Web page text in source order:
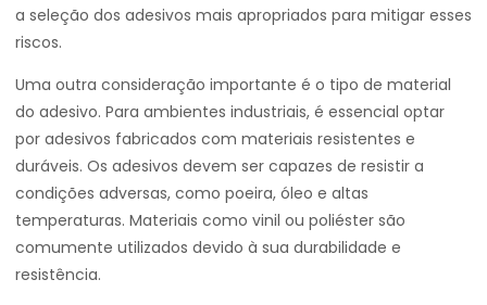
a seleção dos adesivos mais apropriados para mitigar esses
riscos.
Uma outra consideração importante é o tipo de material
do adesivo. Para ambientes industriais, é essencial optar
por adesivos fabricados com materiais resistentes e
duráveis. Os adesivos devem ser capazes de resistir a
condições adversas, como poeira, óleo e altas
temperaturas. Materiais como vinil ou poliéster são
comumente utilizados devido à sua durabilidade e
resistência.